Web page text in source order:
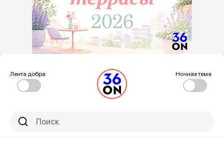
Лента добра Ночная тема